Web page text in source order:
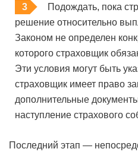
Подождать, пока
решение относительно
Законом не определен
которого страховщик
Эти условия могут быть
страховщик имеет право
дополнительные
наступление страхового
Последний этап —